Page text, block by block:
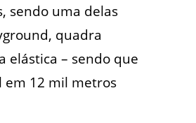
sendo uma delas
quadra
elástica – sendo que
em 12 mil metros